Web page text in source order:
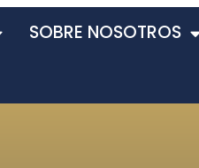
SOBRE NOSOTROS